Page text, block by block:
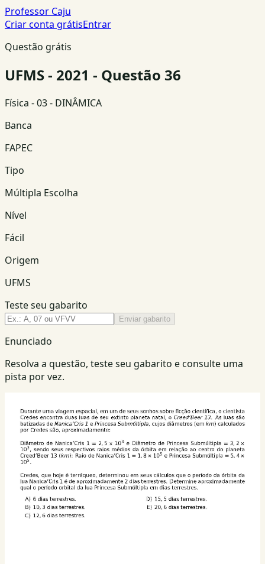
Professor Caju
Criar conta grátisEntrar
Questão grátis
UFMS - 2021 - Questão 36
Física - 03 - DINÂMICA
Banca
FAPEC
Tipo
Múltipla Escolha
Nível
Fácil
Origem
UFMS
Teste seu gabarito
Enviar gabarito
Enunciado
Resolva a questão, teste seu gabarito e consulte uma
pista por vez.